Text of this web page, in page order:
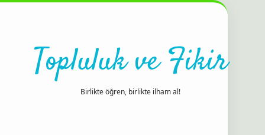
Topluluk ve Fikir
Birlikte öğren, birlikte ilham al!